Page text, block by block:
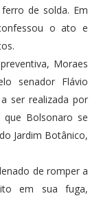
de solda. Em
o ato e
Moraes
senador Flávio
ser realizada por
Bolsonaro se
Jardim Botânico,
de romper a
em sua fuga,